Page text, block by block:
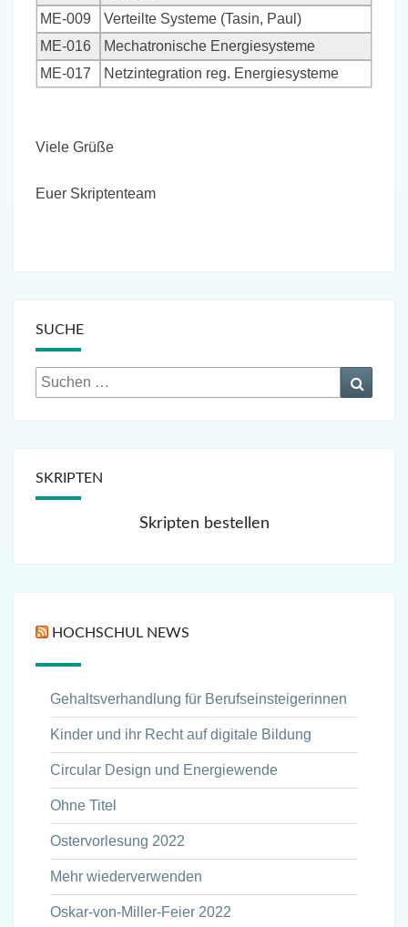
ME-009
Verteilte Systeme (Tasin, Paul)
ME-016
Mechatronische Energiesysteme
ME-017
Netzintegration reg. Energiesysteme
Viele Grüße
Euer Skriptenteam
SUCHE
Suchen
nach:
SKRIPTEN
Skripten bestellen
HOCHSCHUL NEWS
Gehaltsverhandlung für Berufseinsteigerinnen
Kinder und ihr Recht auf digitale Bildung
Circular Design und Energiewende
Ohne Titel
Ostervorlesung 2022
Mehr wiederverwenden
Oskar-von-Miller-Feier 2022